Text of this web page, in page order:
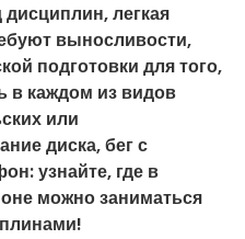
легкая
выносливости,
подготовки для того,
в каждом из видов
или
диска, бег с
узнайте, где в
можно заниматься